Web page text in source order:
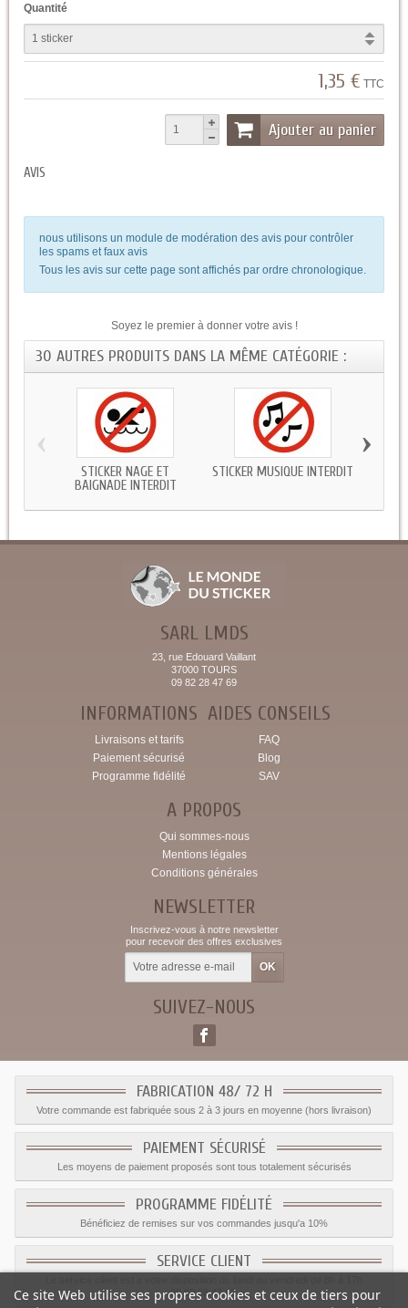
Quantité
1,35 € TTC
Ajouter au panier
AVIS
nous utilisons un module de modération des avis pour contrôler
les spams et faux avis
Tous les avis sur cette page sont affichés par ordre chronologique.
Soyez le premier à donner votre avis !
30 AUTRES PRODUITS DANS LA MÊME CATÉGORIE :
STICKER NAGE ET
BAIGNADE INTERDIT
STICKER MUSIQUE INTERDIT
‹ ›
SARL LMDS
23, rue Edouard Vaillant
37000 TOURS
09 82 28 47 69
INFORMATIONS
Livraisons et tarifs
Paiement sécurisé
Programme fidélité
AIDES CONSEILS
FAQ
Blog
SAV
A PROPOS
Qui sommes-nous
Mentions légales
Conditions générales
NEWSLETTER
Inscrivez-vous à notre newsletter
pour recevoir des offres exclusives
SUIVEZ-NOUS
FABRICATION 48/ 72 H
Votre commande est fabriquée sous 2 à 3 jours en moyenne (hors livraison)
PAIEMENT SÉCURISÉ
Les moyens de paiement proposés sont tous totalement sécurisés
PROGRAMME FIDÉLITÉ
Bénéficiez de remises sur vos commandes jusqu'a 10%
SERVICE CLIENT
09.82.28.47.69.
Ce site Web utilise ses propres cookies et ceux de tiers pour